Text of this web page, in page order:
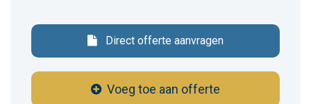
Direct offerte aanvragen
Voeg toe aan offerte